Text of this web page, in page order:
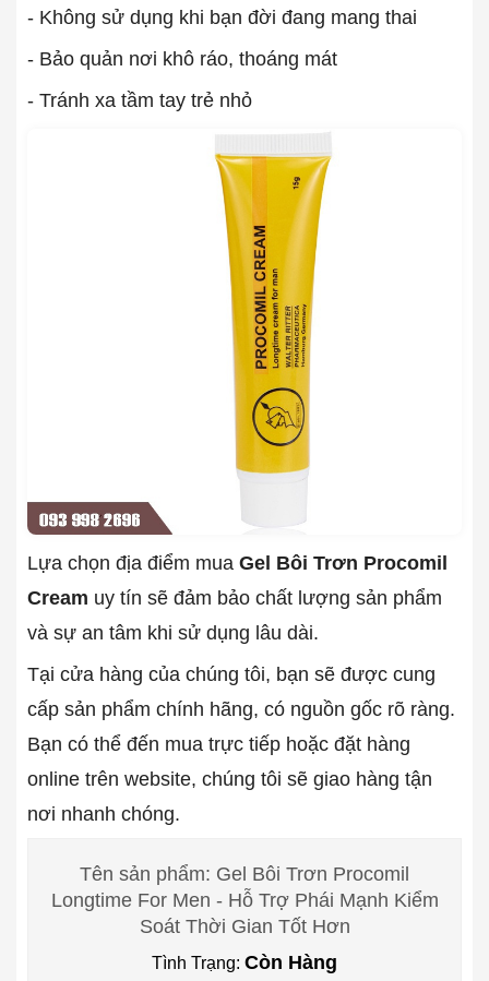
- Không sử dụng khi bạn đời đang mang thai
- Bảo quản nơi khô ráo, thoáng mát
- Tránh xa tầm tay trẻ nhỏ
Lựa chọn địa điểm mua Gel Bôi Trơn Procomil
Cream uy tín sẽ đảm bảo chất lượng sản phẩm
và sự an tâm khi sử dụng lâu dài.
Tại cửa hàng của chúng tôi, bạn sẽ được cung
cấp sản phẩm chính hãng, có nguồn gốc rõ ràng.
Bạn có thể đến mua trực tiếp hoặc đặt hàng
online trên website, chúng tôi sẽ giao hàng tận
nơi nhanh chóng.
Tên sản phẩm: Gel Bôi Trơn Procomil
Longtime For Men - Hỗ Trợ Phái Mạnh Kiểm
Soát Thời Gian Tốt Hơn
Tình Trạng: Còn Hàng